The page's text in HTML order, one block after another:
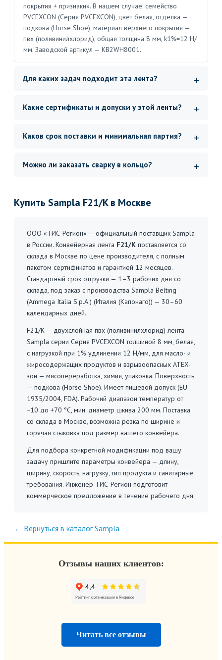
покрытия + признаки». В нашем случае: семейство
PVCEXCON (Серия PVCEXCON), цвет белая, отделка —
подкова (Horse Shoe), материал верхнего покрытия —
пвх (поливинилхлорид), общая толщина 8 мм, k1%=12 Н/
мм. Заводской артикул — KB2WH8001.
Для каких задач подходит эта лента?
Какие сертификаты и допуски у этой ленты?
Каков срок поставки и минимальная партия?
Можно ли заказать сварку в кольцо?
Купить Sampla F21/K в Москве
ООО «ТИС-Регион» — официальный поставщик Sampla
в России. Конвейерная лента F21/K поставляется со
склада в Москве по цене производителя, с полным
пакетом сертификатов и гарантией 12 месяцев.
Стандартный срок отгрузки — 1–3 рабочих дня со
склада, под заказ с производства Sampla Belting
(Ammega Italia S.p.A.) (Италия (Капонаго)) — 30–60
календарных дней.
F21/K — двухслойная пвх (поливинилхлорид) лента
Sampla серии Серия PVCEXCON толщиной 8 мм, белая,
с нагрузкой при 1% удлинении 12 Н/мм, для масло- и
жиросодержащих продуктов и взрывоопасных ATEX-
зон — мясопереработка, химия, упаковка. Поверхность
— подкова (Horse Shoe). Имеет пищевой допуск (EU
1935/2004, FDA). Рабочий диапазон температур от
−10 до +70 °C, мин. диаметр шкива 200 мм. Поставка
со склада в Москве, возможна резка по ширине и
горячая стыковка под размер вашего конвейера.
Для подбора конкретной модификации под вашу
задачу пришлите параметры конвейера — длину,
ширину, скорость, нагрузку, тип продукта и санитарные
требования. Инженер ТИС-Регион подготовит
коммерческое предложение в течение рабочего дня.
← Вернуться в каталог Sampla
Отзывы наших клиентов:
Читать все отзывы